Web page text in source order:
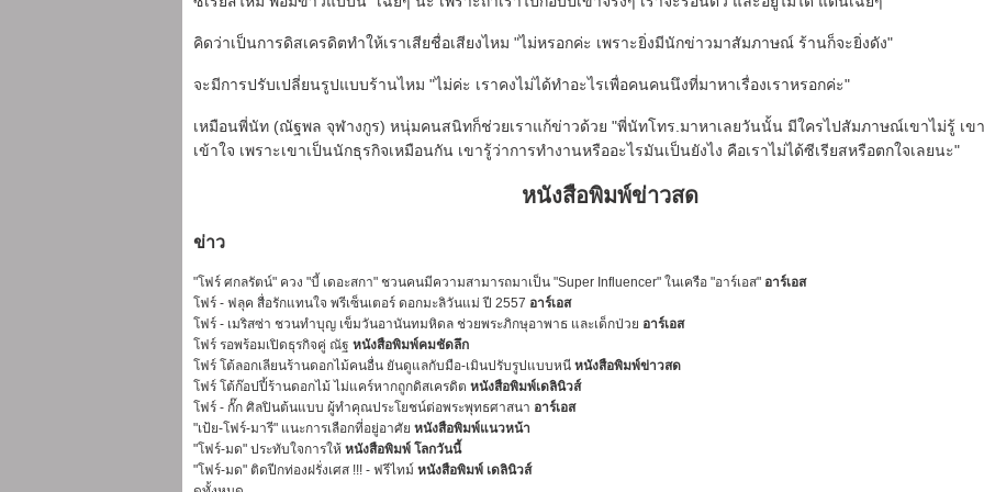
คิดว่าเป็นการดิสเครดิตทำให้เราเสียชื่อเสียงไหม "ไม่หรอกค่ะ เพราะยิ่งมีนักข่าวมาสัมภาษณ์ ร้านก็จะยิ่งดัง"
จะมีการปรับเปลี่ยนรูปแบบร้านไหม "ไม่ค่ะ เราคงไม่ได้ทำอะไรเพื่อคนคนนึงที่มาหาเรื่องเราหรอกค่ะ"
เหมือนพี่นัท (ณัฐพล จุฬางกูร) หนุ่มคนสนิทก็ช่วยเราแก้ข่าวด้วย "พี่นัทโทร.มาหาเลยวันนั้น มีใครไปสัมภาษณ์เขาไม่รู้ เข
เข้าใจ เพราะเขาเป็นนักธุรกิจเหมือนกัน เขารู้ว่าการทำงานหรืออะไรมันเป็นยังไง คือเราไม่ได้ซีเรียสหรือตกใจเลยนะ"
หนังสือพิมพ์ข่าวสด
ข่าว
"โฟร์ ศกลรัตน์" ควง "บี้ เดอะสกา" ชวนคนมีความสามารถมาเป็น "Super Influencer" ในเครือ "อาร์เอส" อาร์เอส
โฟร์ - ฟลุค สื่อรักแทนใจ พรีเซ็นเตอร์ ดอกมะลิวันแม่ ปี 2557 อาร์เอส
โฟร์ - เมริสซ่า ชวนทำบุญ เข็มวันอานันทมหิดล ช่วยพระภิกษุอาพาธ และเด็กป่วย อาร์เอส
โฟร์ รอพร้อมเปิดธุรกิจคู่ ณัฐ หนังสือพิมพ์คมชัดลึก
โฟร์ โต้ลอกเลียนร้านดอกไม้คนอื่น ยันดูแลกับมือ-เมินปรับรูปแบบหนี หนังสือพิมพ์ข่าวสด
โฟร์ โต้ก๊อปปี้ร้านดอกไม้ ไม่แคร์หากถูกดิสเครดิต หนังสือพิมพ์เดลินิวส์
โฟร์ - กั๊ก ศิลปินต้นแบบ ผู้ทำคุณประโยชน์ต่อพระพุทธศาสนา อาร์เอส
"เป้ย-โฟร์-มารี" แนะการเลือกที่อยู่อาศัย หนังสือพิมพ์แนวหน้า
"โฟร์-มด" ประทับใจการให้ หนังสือพิมพ์ โลกวันนี้
"โฟร์-มด" ติดปีกท่องฝรั่งเศส !!! - ฟรีไทม์ หนังสือพิมพ์ เดลินิวส์